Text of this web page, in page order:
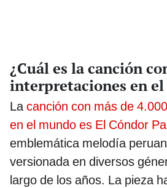
¿Cuál es la canción
interpretaciones en el
Lacanción con más de
en el mundo es El Cóndor
emblemática melodía
versionada en diversos
largo de los años. La pieza